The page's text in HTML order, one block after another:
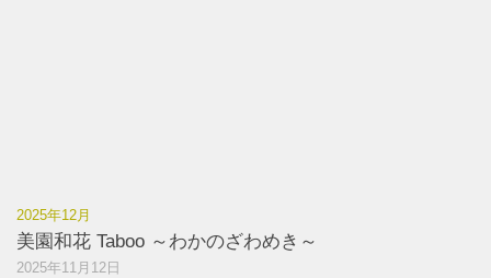
2025年12月
美園和花 Taboo ～わかのざわめき～
2025年11月12日